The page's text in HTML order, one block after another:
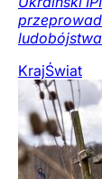
KrajŚwiat